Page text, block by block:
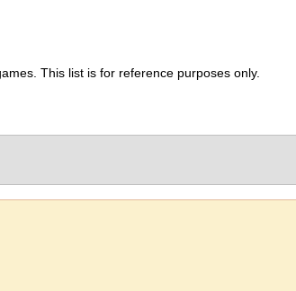
This list is for reference purposes only.